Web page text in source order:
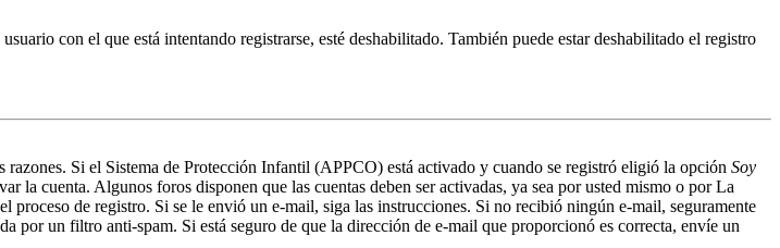
con el que está intentando registrarse, esté deshabilitado. También puede estar deshabilitado el registro
Si el Sistema de Protección Infantil (APPCO) está activado y cuando se registró eligió la opción Soy
la cuenta. Algunos foros disponen que las cuentas deben ser activadas, ya sea por usted mismo o por La
de registro. Si se le envió un e-mail, siga las instrucciones. Si no recibió ningún e-mail, seguramente
por un filtro anti-spam. Si está seguro de que la dirección de e-mail que proporcionó es correcta, envíe un